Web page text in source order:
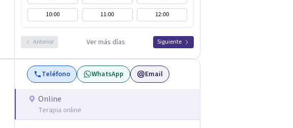
10:00
11:00 12:00
Anterior Ver más días Siguiente
Teléfono WhatsApp Email
Online
Terapia online